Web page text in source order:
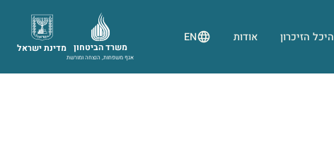
היכל הזיכרון אודות EN
מדינת ישראל משרד הביטחון
אגף משפחות, הנצחה ומורשת